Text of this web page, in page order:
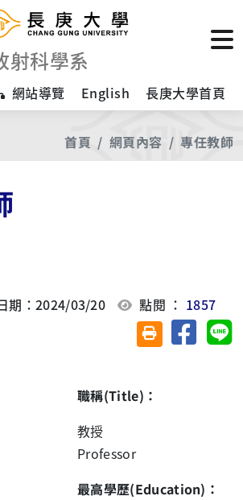
射科學系
網站導覽 English 長庚大學首頁
首頁 網頁內容 專任教師
期：2024/03/20 點閱 ： 1857
友善列印(另開視
分享至
職稱(Title)：
教授
Professor
最高學歷(Education)：